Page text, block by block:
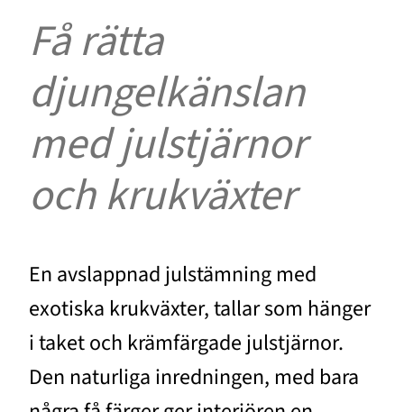
Få rätta
djungelkänslan
med julstjärnor
och krukväxter
En avslappnad julstämning med
exotiska krukväxter, tallar som hänger
i taket och krämfärgade julstjärnor.
Den naturliga inredningen, med bara